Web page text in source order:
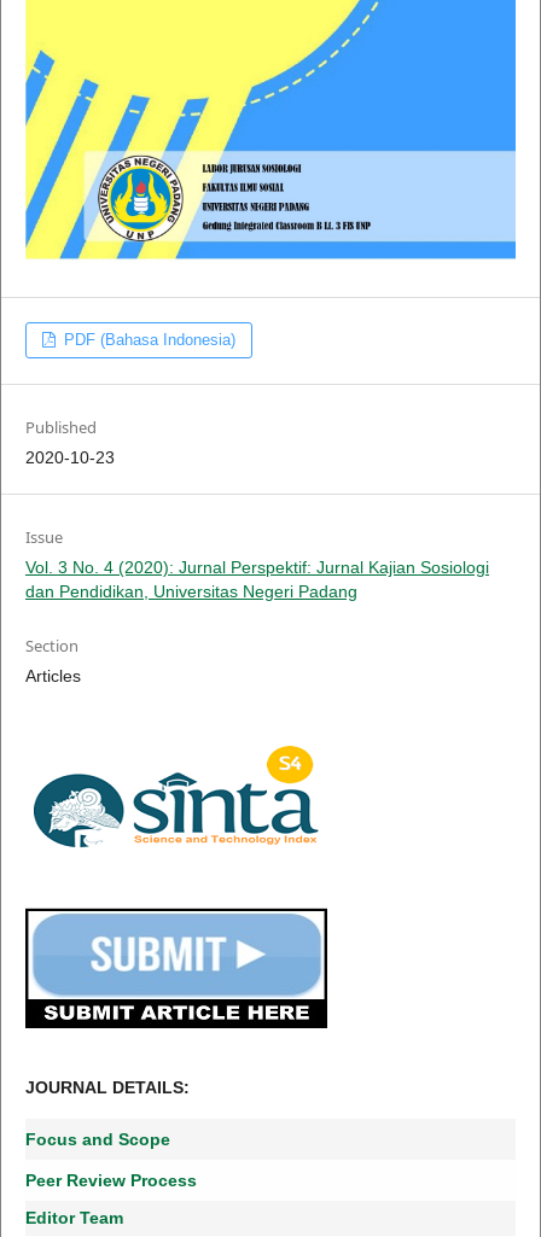
PDF (Bahasa Indonesia)
Published
2020-10-23
Issue
Vol. 3 No. 4 (2020): Jurnal Perspektif: Jurnal Kajian Sosiologi
dan Pendidikan, Universitas Negeri Padang
Section
Articles
JOURNAL DETAILS:
Focus and Scope
Peer Review Process
Editor Team